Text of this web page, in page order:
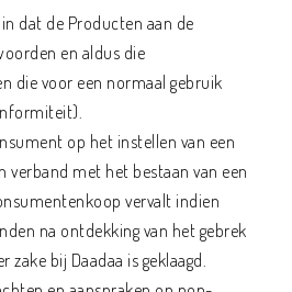
dat de Producten aan de
en aldus die
die voor een normaal gebruik
op het instellen van een
verband met het bestaan van een
vervalt indien
na ontdekking van het gebrek
zake bij Daadaa is geklaagd.